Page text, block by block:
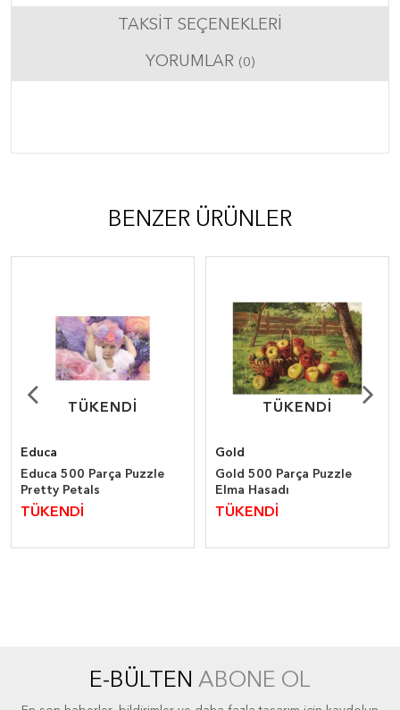
TAKSIT SEÇENEKLERI
YORUMLAR (0)
BENZER ÜRÜNLER
TÜKENDİ
TÜKENDİ
Educa
Educa 500 Parça Puzzle
Pretty Petals
TÜKENDİ
TÜKENDİ
TÜKENDİ
Gold
Gold 500 Parça Puzzle
Elma Hasadı
TÜKENDİ
E-BÜLTEN ABONE OL